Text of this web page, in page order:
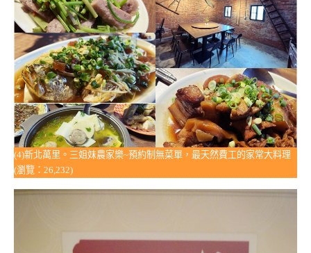
(4)新北萬里。三姐妹農家樂~預約制無菜單，最天然費工的家常大料理
(瀏覽：26,232)